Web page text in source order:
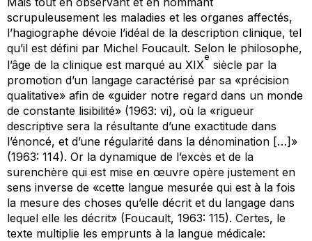
scrupuleusement les maladies et les organes affectés,
l’hagiographe dévoie l’idéal de la description clinique, tel
qu’il est défini par Michel Foucault. Selon le philosophe,
l’âge de la clinique est marqué au XIX
e
siècle par la
promotion d’un langage caractérisé par sa «précision
qualitative» afin de «guider notre regard dans un monde
de constante lisibilité» (1963: vi), où la «rigueur
descriptive sera la résultante d’une exactitude dans
l’énoncé, et d’une régularité dans la dénomination […]»
(1963: 114). Or la dynamique de l’excès et de la
surenchère qui est mise en œuvre opère justement en
sens inverse de «cette langue mesurée qui est à la fois
la mesure des choses qu’elle décrit et du langage dans
lequel elle les décrit» (Foucault, 1963: 115). Certes, le
texte multiplie les emprunts à la langue médicale: